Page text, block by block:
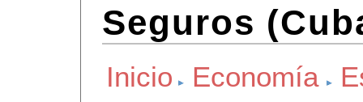
Seguros
Inicio Economía